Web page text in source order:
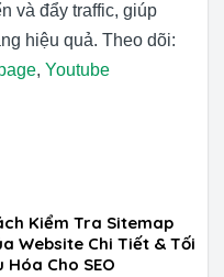
và đẩy traffic, giúp
hiệu quả. Theo dõi:
, Youtube
Kiểm Tra Sitemap
Website Chi Tiết & Tối
Hóa Cho SEO